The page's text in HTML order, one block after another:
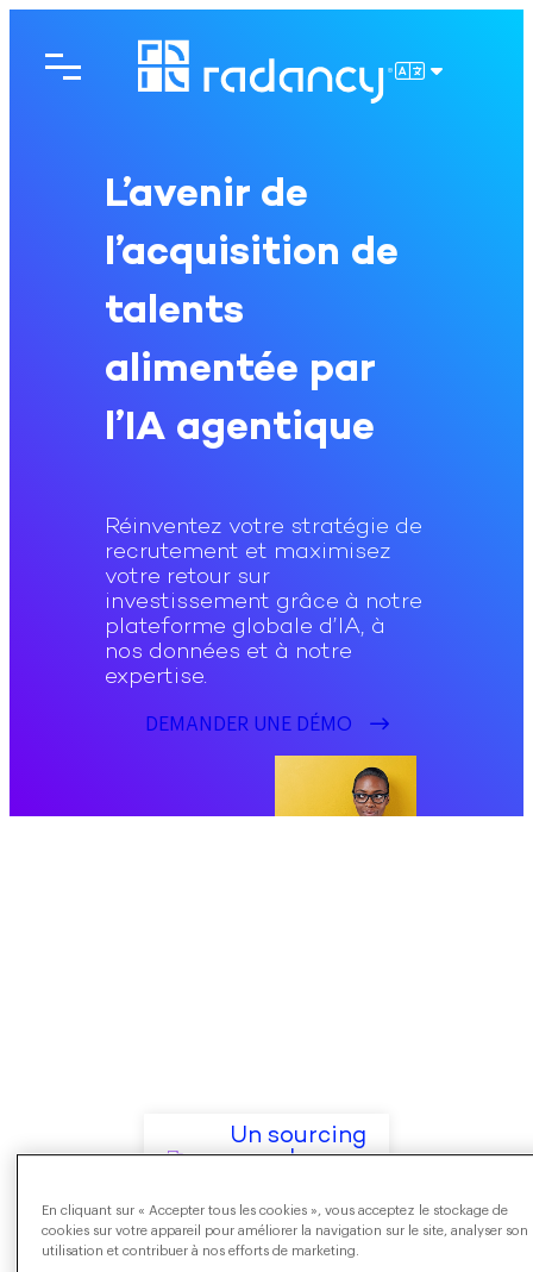
contenu
L’avenir de
l’acquisition de
talents
alimentée par
l’IA agentique
Réinventez votre stratégie de
recrutement et maximisez
votre retour sur
investissement grâce à notre
plateforme globale d’IA, à
nos données et à notre
expertise.
DEMANDER UNE DÉMO
Un sourcing
plus
En cliquant sur « Accepter tous les cookies », vous acceptez le stockage de
cookies sur votre appareil pour améliorer la navigation sur le site, analyser son
utilisation et contribuer à nos efforts de marketing.